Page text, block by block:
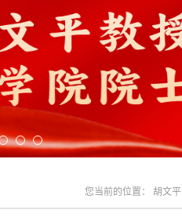
您当前的位置： 胡文平